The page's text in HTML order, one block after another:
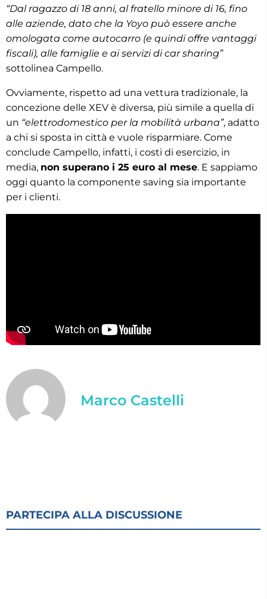
“Dal ragazzo di 18 anni, al fratello minore di 16, fino
alle aziende, dato che la Yoyo può essere anche
omologata come autocarro (e quindi offre vantaggi
fiscali), alle famiglie e ai servizi di car sharing”
sottolinea Campello.
Ovviamente, rispetto ad una vettura tradizionale, la
concezione delle XEV è diversa, più simile a quella di
un “elettrodomestico per la mobilità urbana”, adatto
a chi si sposta in città e vuole risparmiare. Come
conclude Campello, infatti, i costi di esercizio, in
media, non superano i 25 euro al mese. E sappiamo
oggi quanto la componente saving sia importante
per i clienti.
Marco Castelli
PARTECIPA ALLA DISCUSSIONE